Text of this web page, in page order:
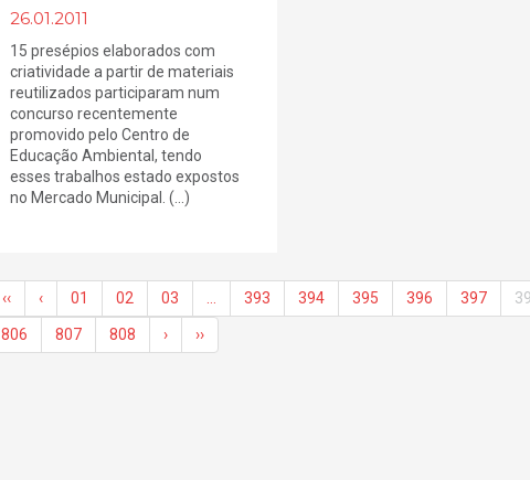
26.01.2011
15 presépios elaborados com
criatividade a partir de materiais
reutilizados participaram num
concurso recentemente
promovido pelo Centro de
Educação Ambiental, tendo
esses trabalhos estado expostos
no Mercado Municipal. (...)
‹‹ ‹ 01 02 03 393 394 395 396 397
806 807 808 › ››